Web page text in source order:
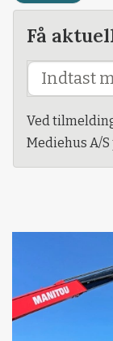
Få
Ved
Mediehus A/